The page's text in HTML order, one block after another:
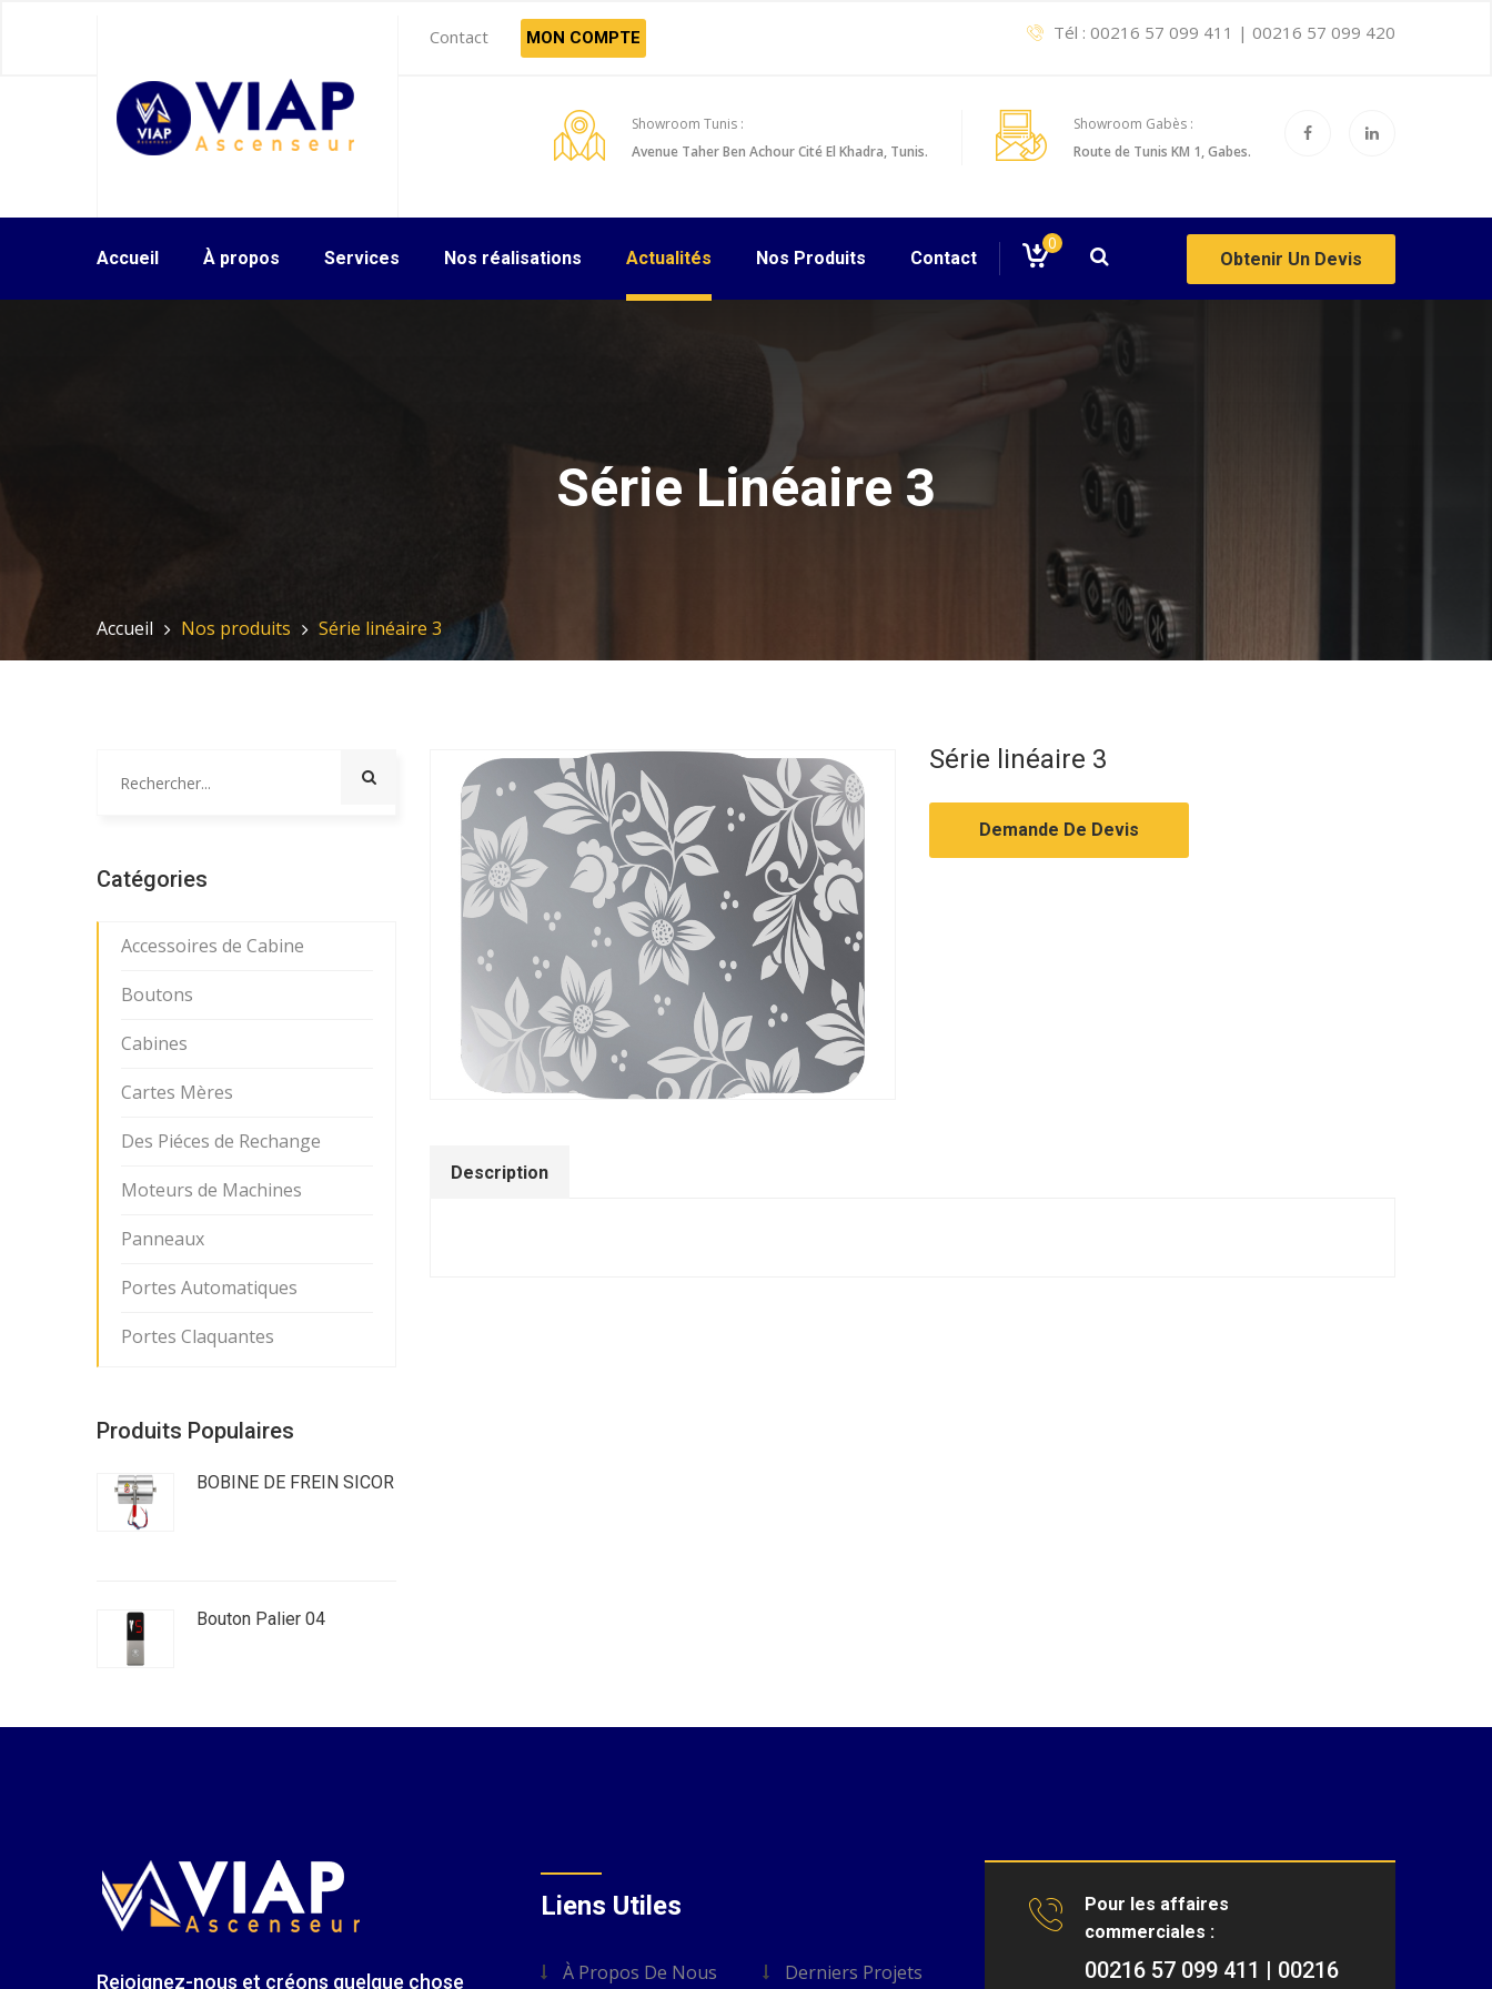
Contact MON COMPTE Tél : 00216 57 099 411 | 00216 57 099 420
Showroom Tunis :
Avenue Taher Ben Achour Cité El Khadra, Tunis.
Showroom Gabès :
Route de Tunis KM 1, Gabes.
Accueil À propos Services Nos réalisations Actualités Nos Produits Contact
0
Obtenir Un Devis
Série Linéaire 3
Accueil Nos produits Série linéaire 3
Série linéaire 3
Demande De Devis
Description
Catégories
Accessoires de Cabine
Boutons
Cabines
Cartes Mères
Des Piéces de Rechange
Moteurs de Machines
Panneaux
Portes Automatiques
Portes Claquantes
Produits Populaires
BOBINE DE FREIN SICOR
Bouton Palier 04
Rejoignez-nous et créons quelque chose
Liens Utiles
À Propos De Nous Derniers Projets
Pour les affaires
commerciales :
00216 57 099 411 | 00216